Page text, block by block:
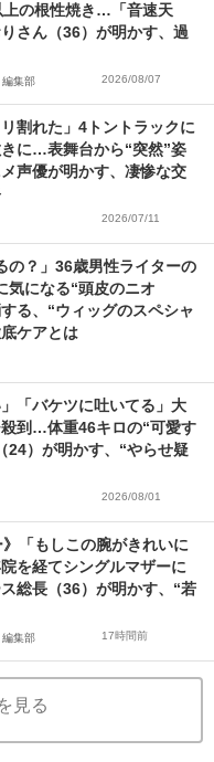
上の根性焼き…「音速天
さん（36）が明かす、過
編集部 2026/08/07
リ割れた」4トントラックに
に…表舞台から“突然”姿
声優が明かす、凄惨な交
2026/07/11
の？」36歳男性ライターの
になる“頭皮のニオ
る、“ウィッグのスペシャ
ケアとは
」「バケツに吐いてる」大
到…体重46キロの“可愛す
24）が明かす、“やらせ疑
2026/08/01
》「もしこの腕がきれいに
を経てシングルマザーに
総長（36）が明かす、“若
編集部 17時間前
見る